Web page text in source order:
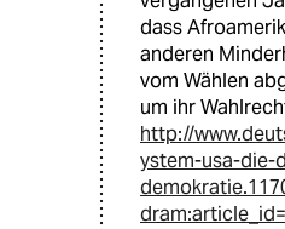
dass
anderen
vom Wählen
um ihr
http://
ystem-usa-die-